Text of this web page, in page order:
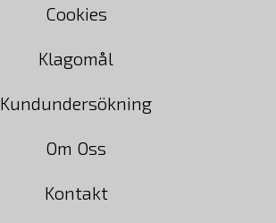
Cookies
Klagomål
Kundundersökning
Om Oss
Kontakt